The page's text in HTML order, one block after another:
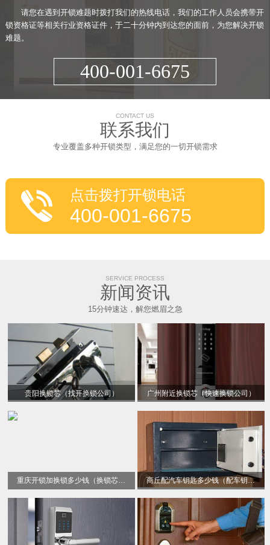
请您在遇到开锁难题时拨打我们的热线电话，我们的工作人员会携带开
锁资格证等相关行业资格证件，于二十分钟内到达您的面前，为您解决开锁
难题。
400-001-6675
CONTACT US
联系我们
专业覆盖多种开锁类型，满足您的一切开锁需求
点击拨打开锁电话
400-001-6675
SERVICE PROCESS
新闻资讯
15分钟速达，解您燃眉之急
贵阳换锁芯（找开换锁公司） 广州附近换锁芯（快速换锁公司）
商丘配汽车钥匙多少钱（配车钥匙）